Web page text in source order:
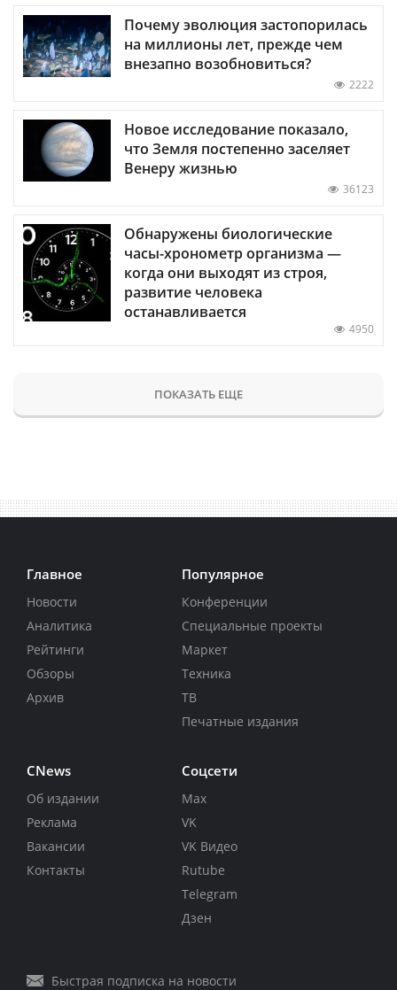
Почему эволюция застопорилась
на миллионы лет, прежде чем
внезапно возобновиться?
2222
Новое исследование показало,
что Земля постепенно заселяет
Венеру жизнью
36123
Обнаружены биологические
часы-хронометр организма —
когда они выходят из строя,
развитие человека
останавливается
4950
ПОКАЗАТЬ ЕЩЕ
Главное
Новости
Аналитика
Рейтинги
Обзоры
Архив
Популярное
Конференции
Специальные проекты
Маркет
Техника
ТВ
Печатные издания
CNews
Об издании
Реклама
Вакансии
Контакты
Соцсети
Max
VK
VK Видео
Rutube
Telegram
Дзен
Быстрая подписка на новости